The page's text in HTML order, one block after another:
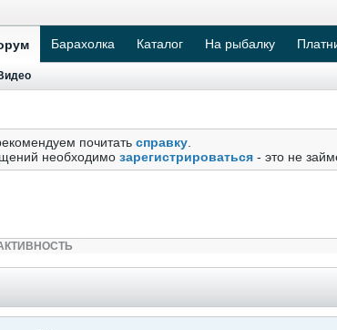
Барахолка Каталог На рыбалку
почитать справку
необходимо зарегистрироваться - это не